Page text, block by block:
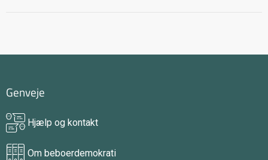
Genveje
Hjælp og kontakt
Om beboerdemokrati